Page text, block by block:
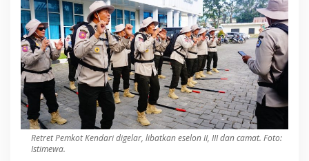
Retret Pemkot Kendari digelar, libatkan eselon II, III dan camat. Foto:
Istimewa.